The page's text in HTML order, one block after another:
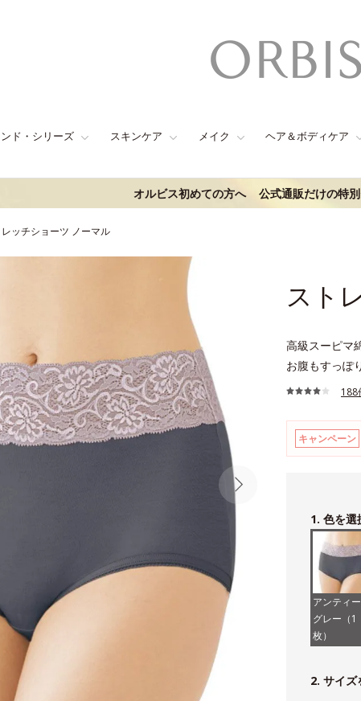
ド・シリーズ スキンケア メイク ヘア＆ボディケア
オルビス初めての方へ 公式通販だけの特
ッチショーツ ノーマル
スト
高級スーピマ
お腹もすっぽ
188
キャンペーン
1. 色を選
アンティ
グレー（1
枚）
2. サイズ